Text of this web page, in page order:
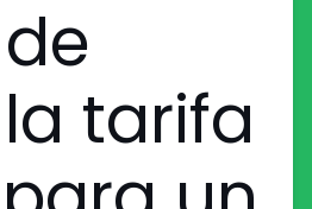
tarifa